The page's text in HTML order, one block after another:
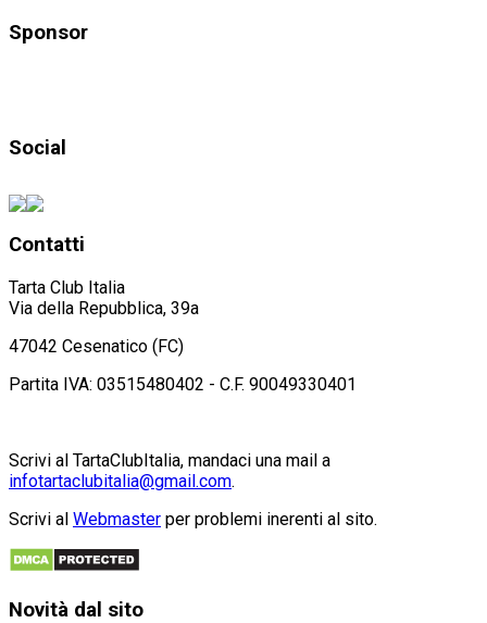
Sponsor
Social
Contatti
Tarta Club Italia
Via della Repubblica, 39a
47042 Cesenatico (FC)
Partita IVA: 03515480402 - C.F. 90049330401
Scrivi al TartaClubItalia, mandaci una mail a
infotartaclubitalia@gmail.com.
Scrivi al Webmaster per problemi inerenti al sito.
Novità dal sito